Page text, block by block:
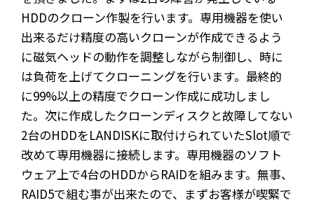
HDDのクローン作製を行います。専用機器を使い
出来るだけ精度の高いクローンが作成できるよう
に磁気ヘッドの動作を調整しながら制御し、時に
は負荷を上げてクローニングを行います。最終的
に99%以上の精度でクローン作成に成功しまし
た。次に作成したクローンディスクと故障してない
2台のHDDをLANDISKに取付けられていたSlot順で
改めて専用機器に接続します。専用機器のソフト
ウェア上で4台のHDDからRAIDを組みます。無事、
RAID5で組む事が出来たので、まずお客様が喫緊で